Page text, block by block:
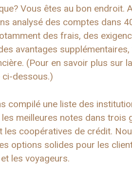
Vous êtes au bon endroit.
analysé des comptes dans
des frais, des
avantages
(Pour en savoir plus sur
dessous.)
compilé une liste des
meilleures notes dans
les coopératives de crédit.
options solides pour les
les voyageurs.